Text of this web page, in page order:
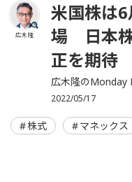
広木 隆
米国株は
場 日本
正を期待
広木隆のMonday
2022/05/17
株式 マネックス